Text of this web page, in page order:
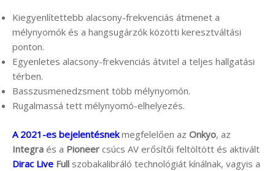
Kiegyenlítettebb alacsony-frekvenciás átmenet a
mélynyomók és a hangsugárzók közötti keresztváltási
ponton.
Egyenletes alacsony-frekvenciás átvitel a teljes hallgatási
térben.
Basszusmenedzsment több mélynyomón.
Rugalmassá tett mélynyomó-elhelyezés.
A 2021-es bejelentésnekmegfelelően az Onkyo, az
Integra és a Pioneer csúcs AV erősítői feltöltött és aktivált
Dirac Live Full szobakalibráló technológiát kínálnak, vagyis a